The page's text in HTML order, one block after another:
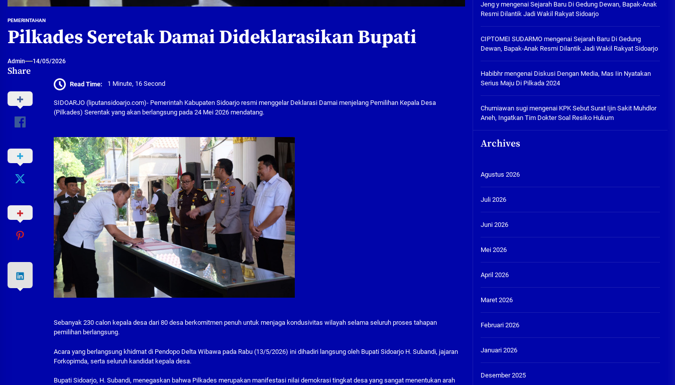
PEMERINTAHAN
Pilkades Seretak Damai Dideklarasikan Bupati
Admin 14/05/2026
Share
Read Time: 1 Minute, 16 Second
SIDOARJO (liputansidoarjo.com)- Pemerintah Kabupaten Sidoarjo resmi menggelar Deklarasi Damai menjelang Pemilihan Kepala Desa
(Pilkades) Serentak yang akan berlangsung pada 24 Mei 2026 mendatang.
Sebanyak 230 calon kepala desa dari 80 desa berkomitmen penuh untuk menjaga kondusivitas wilayah selama seluruh proses tahapan
pemilihan berlangsung.
Acara yang berlangsung khidmat di Pendopo Delta Wibawa pada Rabu (13/5/2026) ini dihadiri langsung oleh Bupati Sidoarjo H. Subandi, jajaran
Forkopimda, serta seluruh kandidat kepala desa.
Bupati Sidoarjo, H. Subandi, menegaskan bahwa Pilkades merupakan manifestasi nilai demokrasi tingkat desa yang sangat menentukan arah
Jeng ymengenai Sejarah Baru Di Gedung Dewan, Bapak-Anak
Resmi Dilantik Jadi Wakil Rakyat Sidoarjo
CIPTOMEI SUDARMOmengenai Sejarah Baru Di Gedung
Dewan, Bapak-Anak Resmi Dilantik Jadi Wakil Rakyat Sidoarjo
Habibhrmengenai Diskusi Dengan Media, Mas Iin Nyatakan
Serius Maju Di Pilkada 2024
Churniawan sugimengenai KPK Sebut Surat Ijin Sakit Muhdlor
Aneh, Ingatkan Tim Dokter Soal Resiko Hukum
Archives
Agustus 2026
Juli 2026
Juni 2026
Mei 2026
April 2026
Maret 2026
Februari 2026
Januari 2026
Desember 2025